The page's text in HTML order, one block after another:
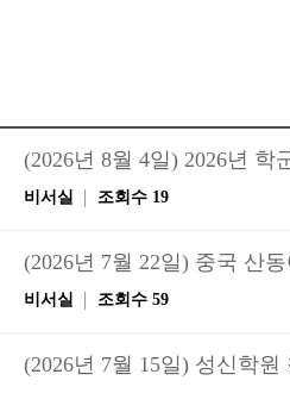
(2026년 8월 4일) 2026년 학
비서실 조회수 19
(2026년 7월 22일) 중국 산
비서실 조회수 59